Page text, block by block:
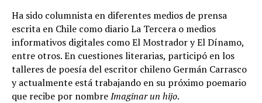
Ha sido columnista en diferentes medios de prensa
escrita en Chile como diario La Tercera o medios
informativos digitales como El Mostrador y El Dínamo,
entre otros. En cuestiones literarias, participó en los
talleres de poesía del escritor chileno Germán Carrasco
y actualmente está trabajando en su próximo poemario
que recibe por nombreImaginar un hijo.